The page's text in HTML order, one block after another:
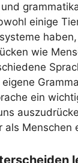
einige
wie
ein
als Menschen